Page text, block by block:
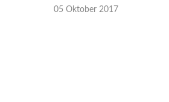
05 Oktober 2017